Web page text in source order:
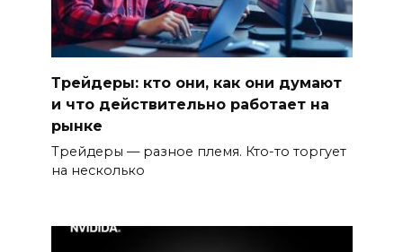
Трейдеры: кто они, как они думают
и что действительно работает на
рынке
Трейдеры — разное племя. Кто-то торгует
на несколько